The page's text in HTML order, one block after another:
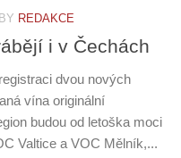
BY REDAKCE
i v Čechách
dvou nových
vína originální
budou od letoška moci
Valtice a VOC Mělník,...